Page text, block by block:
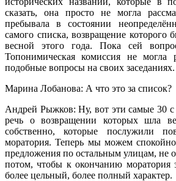
сказать, она просто не могла
пребывала в состоянии
самого списка, возвращение которого
весной этого года. Пока сей
Топонимическая комиссия не могла
подобные вопросы на своих заседаниях.
Марина Лобанова: А что это за список?
Андрей Рыжков: Ну, вот эти самые 30
речь о возвращении которых шла
собственно, которые послужили
моратория. Теперь мы можем
предложения по остальным улицам, не
потом, чтобы к окончанию моратория
более цельный, более полный характер.